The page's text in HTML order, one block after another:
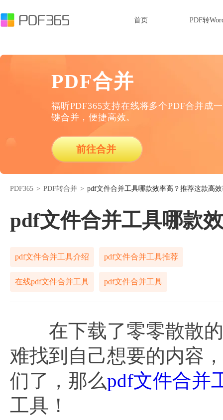
首页 PDF转
PDF合并
福昕PDF365支持在线将多个PDF合并成
键合并，便捷高效。
前往合并
PDF365 > PDF转合并 > pdf文件合并工具哪款效率高？推荐这款高
pdf文件合并工具哪款
pdf文件合并工具介绍 pdf文件合并工具推荐
在线pdf文件合并工具 pdf文件合并工具
在下载了零零散散的
难找到自己想要的内容
们了，那么pdf文件合并
工具！